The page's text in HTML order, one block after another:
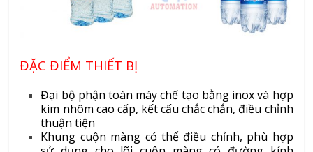
ĐẶC ĐIỂM THIẾT BỊ
Đại bộ phận toàn máy chế tạo bằng inox và hợp
kim nhôm cao cấp, kết cấu chắc chắn, điều chỉnh
thuận tiện
Khung cuộn màng có thể điều chỉnh, phù hợp